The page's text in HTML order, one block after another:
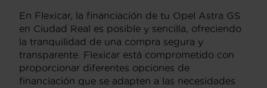
En Flexicar, la financiación de tu Opel Astra GS
en Ciudad Real es posible y sencilla, ofreciendo
la tranquilidad de una compra segura y
transparente. Flexicar está comprometido con
proporcionar diferentes opciones de
financiación que se adapten a las necesidades